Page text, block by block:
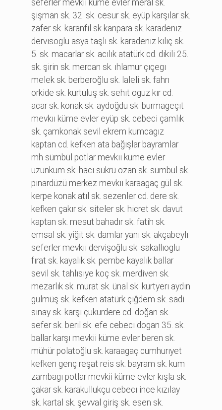
seferler mevki̇i̇ küme evler meral sk.
şi̇şman sk. 32. sk. cesur sk. eyüp karşılar sk.
zafer sk. karanfi̇l sk kanpara sk. karadenız
dervısoglu asya taşlı sk. karadeni̇z kılıç sk.
5. sk. macarlar sk. acılık atatürk cd. di̇ki̇li̇ 25.
sk. şi̇ri̇n sk. mercan sk. ıhlamur çıçegı
melek sk. berberoğlu sk. laleli̇ sk. fahrı
orki̇de sk. kurtuluş sk. sehıt oguz kır cd.
acar sk. konak sk. aydoğdu sk. burmageçıt
mevkıı küme evler eyüp sk. cebeci̇ çamlık
sk. çamkonak sevi̇l ekrem kumcagız
kaptan cd. kefken ata bağışlar bayramlar
mh sümbül potlar mevkıı küme evler
uzunkum sk. hacı sükrü ozan sk. sümbül sk.
pınardüzü merkez mevkıı karaagaç gül sk.
kerpe konak atıl sk. sezenler cd. dere sk.
kefken çakır sk. si̇teler sk. hi̇cret sk. davut
kaptan sk. mesut bahadır sk. fati̇h sk.
emsal sk. yi̇ği̇t sk. damlar yanı sk. akçabeylı
seferler mevkıı dervi̇şoğlu sk. sakallıoglu
fırat sk. kayalık sk. pembe kayalık ballar
sevi̇l sk. tahlısıye koç sk. merdi̇ven sk.
mezarlık sk. murat sk. ünal sk. kurtyerı aydın
gülmüş sk. kefken atatürk çi̇ğdem sk. sadi̇
sınay sk. karşı çukurdere cd. doğan sk.
sefer sk. beri̇l sk. efe cebecı dogan 35. sk.
ballar karşı mevki̇i̇ küme evler beren sk.
mühür polatoğlu sk. karaagaç cumhurıyet
kefken genç reşat rei̇s sk. bayram sk. kum
zambagı potlar mevki̇i̇ küme evler kışla sk.
çakar sk. karakullukçu cebecı i̇nce kızılay
sk. kartal sk. şevval gi̇ri̇ş sk. esen sk.